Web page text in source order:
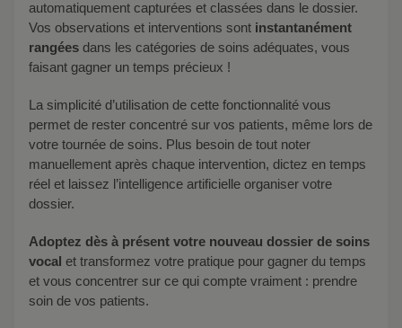
automatiquement capturées et classées dans le dossier.
Vos observations et interventions sont instantanément
rangées dans les catégories de soins adéquates, vous
faisant gagner un temps précieux !
La simplicité d’utilisation de cette fonctionnalité vous
permet de rester concentré sur vos patients, même lors de
votre tournée de soins. Plus besoin de tout noter
manuellement après chaque intervention, dictez en temps
réel et laissez l’intelligence artificielle organiser votre
dossier.
Adoptez dès à présent votre nouveau dossier de soins
vocal et transformez votre pratique pour gagner du temps
et vous concentrer sur ce qui compte vraiment : prendre
soin de vos patients.